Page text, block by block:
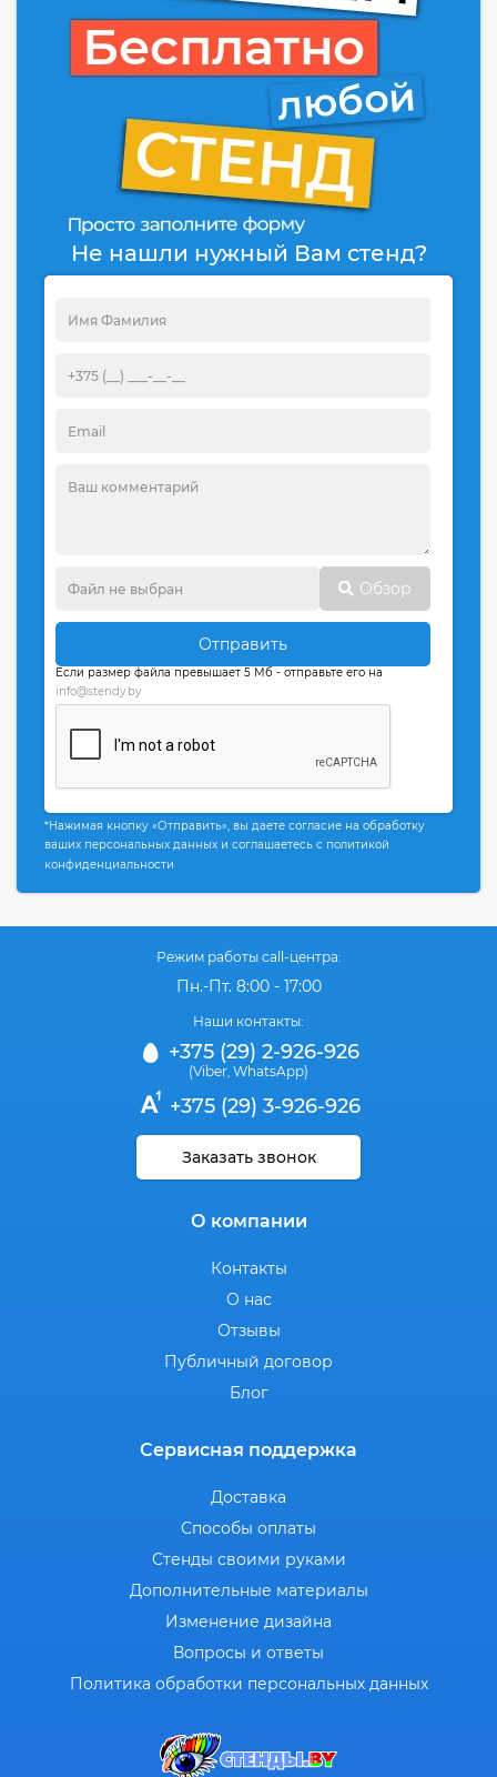
Не нашли нужный Вам стенд?
Обзор
Отправить
Если размер файла превышает 5 Мб - отправьте его на
info@stendy.by
*Нажимая кнопку «Отправить», вы даете согласие на обработку
ваших персональных данных и соглашаетесь с политикой
конфиденциальности
Режим работы call-центра:
Пн.-Пт. 8:00 - 17:00
Наши контакты:
+375 (29) 2-926-926
(Viber WhatsApp)
+375 (29) 3-926-926
Заказать звонок
О компании
Контакты
О нас
Отзывы
Публичный договор
Блог
Сервисная поддержка
Доставка
Способы оплаты
Стенды своими руками
Дополнительные материалы
Изменение дизайна
Вопросы и ответы
Политика обработки персональных данных